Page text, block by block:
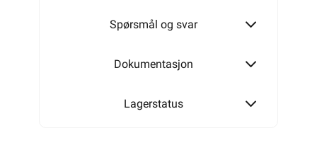
Spørsmål og svar
Dokumentasjon
Lagerstatus